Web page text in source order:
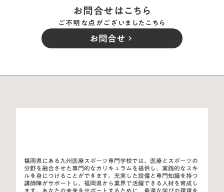
お問合せはこちら
ご不明な点がございましたこちら
お問合せ keyboard_arrow_right
福岡県にある九州医療スポーツ専門学校では、医療とスポーツの
分野を融合させた専門的なカリキュラムを提供し、実践的なスキ
ルを身につけることができます。充実した設備と専門知識を持つ
講師陣がサポートし、福岡県から業界で活躍できる人材を育成し